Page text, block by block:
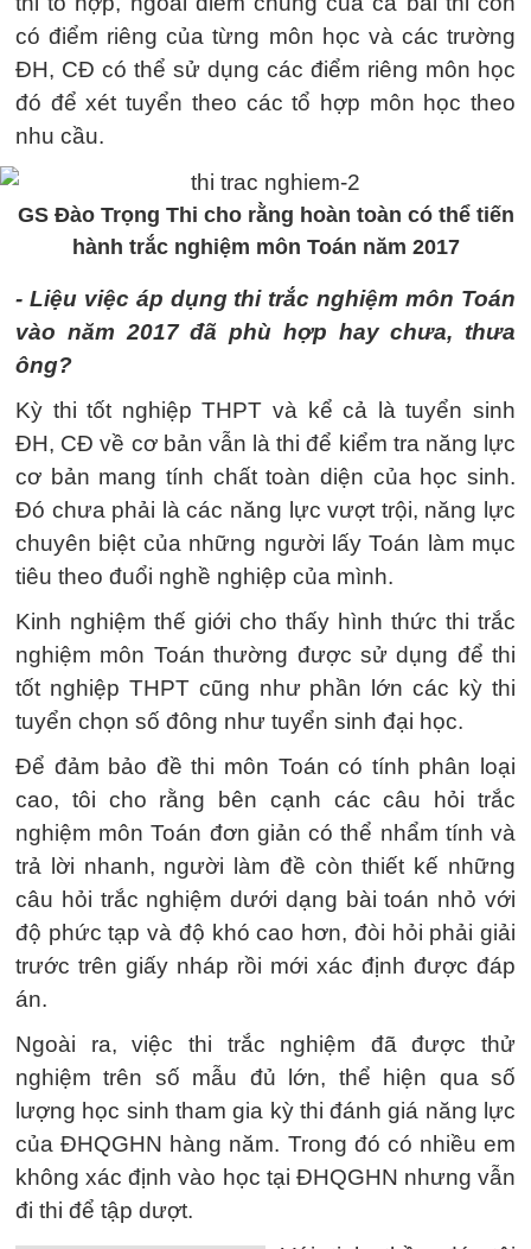
có điểm riêng của từng môn học và các trường
ĐH, CĐ có thể sử dụng các điểm riêng môn học
đó để xét tuyển theo các tổ hợp môn học theo
nhu cầu.
GS Đào Trọng Thi cho rằng hoàn toàn có thể tiến
hành trắc nghiệm môn Toán năm 2017
- Liệu việc áp dụng thi trắc nghiệm môn Toán
vào năm 2017 đã phù hợp hay chưa, thưa
ông?
Kỳ thi tốt nghiệp THPT và kể cả là tuyển sinh
ĐH, CĐ về cơ bản vẫn là thi để kiểm tra năng lực
cơ bản mang tính chất toàn diện của học sinh.
Đó chưa phải là các năng lực vượt trội, năng lực
chuyên biệt của những người lấy Toán làm mục
tiêu theo đuổi nghề nghiệp của mình.
Kinh nghiệm thế giới cho thấy hình thức thi trắc
nghiệm môn Toán thường được sử dụng để thi
tốt nghiệp THPT cũng như phần lớn các kỳ thi
tuyển chọn số đông như tuyển sinh đại học.
Để đảm bảo đề thi môn Toán có tính phân loại
cao, tôi cho rằng bên cạnh các câu hỏi trắc
nghiệm môn Toán đơn giản có thể nhẩm tính và
trả lời nhanh, người làm đề còn thiết kế những
câu hỏi trắc nghiệm dưới dạng bài toán nhỏ với
độ phức tạp và độ khó cao hơn, đòi hỏi phải giải
trước trên giấy nháp rồi mới xác định được đáp
án.
Ngoài ra, việc thi trắc nghiệm đã được thử
nghiệm trên số mẫu đủ lớn, thể hiện qua số
lượng học sinh tham gia kỳ thi đánh giá năng lực
của ĐHQGHN hàng năm. Trong đó có nhiều em
không xác định vào học tại ĐHQGHN nhưng vẫn
đi thi để tập dượt.